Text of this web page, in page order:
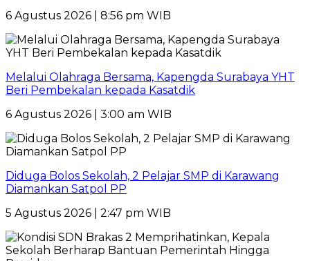
6 Agustus 2026 | 8:56 pm WIB
Melalui Olahraga Bersama, Kapengda Surabaya YHT
Beri Pembekalan kepada Kasatdik
6 Agustus 2026 | 3:00 am WIB
Diduga Bolos Sekolah, 2 Pelajar SMP di Karawang
Diamankan Satpol PP
5 Agustus 2026 | 2:47 pm WIB